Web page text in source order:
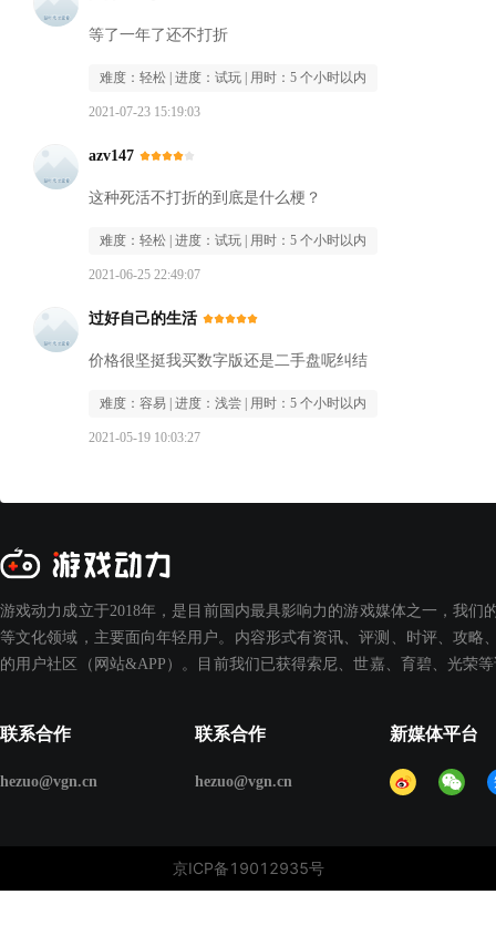
等了一年了还不打折
难度： 轻松 | 进度： 试玩 | 用时： 5 个小时以内
2021-07-23 15:19:03
azv147
这种死活不打折的到底是什么梗？
难度： 轻松 | 进度： 试玩 | 用时： 5 个小时以内
2021-06-25 22:49:07
过好自己的生活
价格很坚挺我买数字版还是二手盘呢纠结
难度： 容易 | 进度： 浅尝 | 用时： 5 个小时以内
2021-05-19 10:03:27
游戏动力成立于2018年，是目前国内最具影响力的游戏媒体之一，我们
等文化领域，主要面向年轻用户。内容形式有资讯、评测、时评、攻
的用户社区（网站&APP）。目前我们已获得索尼、世嘉、育碧、光荣
联系合作
hezuo@vgn.cn
联系合作
hezuo@vgn.cn
新媒体平台
京ICP备19012935号